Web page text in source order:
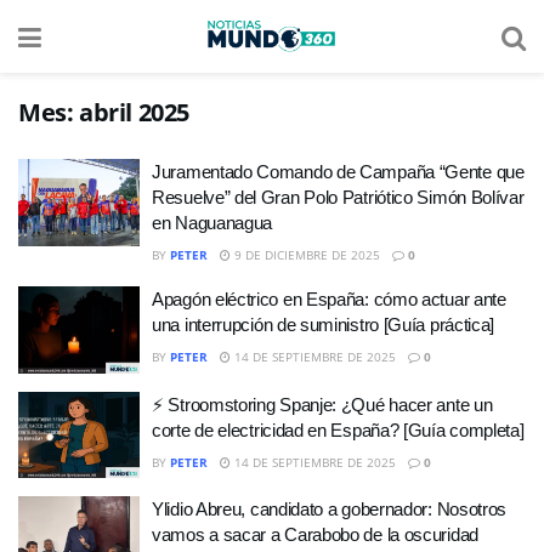
Mes:abril 2025
Juramentado Comando de Campaña “Gente que
Resuelve” del Gran Polo Patriótico Simón Bolívar
en Naguanagua
BY PETER 9 DE DICIEMBRE DE 2025 0
Apagón eléctrico en España: cómo actuar ante
una interrupción de suministro [Guía práctica]
BY PETER 14 DE SEPTIEMBRE DE 2025 0
⚡ Stroomstoring Spanje: ¿Qué hacer ante un
corte de electricidad en España? [Guía completa]
BY PETER 14 DE SEPTIEMBRE DE 2025 0
Ylidio Abreu, candidato a gobernador: Nosotros
vamos a sacar a Carabobo de la oscuridad